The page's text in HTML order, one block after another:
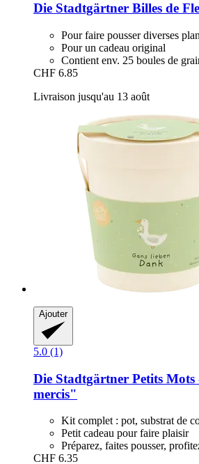
Die Stadtgärtner Billes de
Pour faire pousser diverses
Pour un cadeau original
Contient env. 25 boules de
CHF 6.85
Livraison jusqu'au 13 août
Ajouter
5.0 (1)
Die Stadtgärtner Petits
mercis"
Kit complet : pot, substrat de
Petit cadeau pour faire plaisir
Préparez, faites pousser,
CHF 6.35